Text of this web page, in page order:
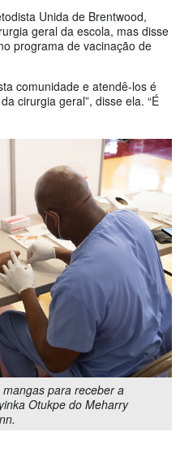
Unida de Brentwood,
geral da escola, mas disse
programa de vacinação de
comunidade e atendê-los é
cirurgia geral”, disse ela. “É
para receber a
Otukpe do Meharry